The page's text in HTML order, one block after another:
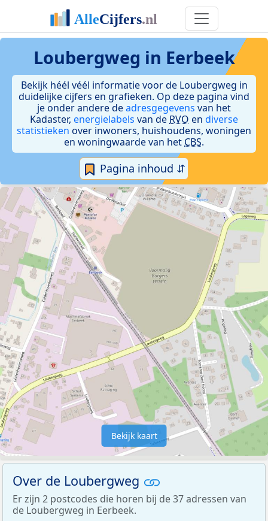
Loubergweg in Eerbeek
Bekijk héél véél informatie voor de Loubergweg in
duidelijke cijfers en grafieken. Op deze pagina vind
je onder andere deadresgegevens van het
Kadaster, energielabels van de RVO en diverse
statistieken over inwoners, huishoudens, woningen
en woningwaarde van het CBS.
Pagina inhoud ⇵
Bekijk kaart
Over de Loubergweg
Er zijn 2 postcodes die horen bij de 37 adressen van
de Loubergweg in Eerbeek.